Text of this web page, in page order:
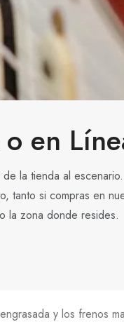
en
la tienda al
tanto si compras en
la zona donde resides.
y los frenos